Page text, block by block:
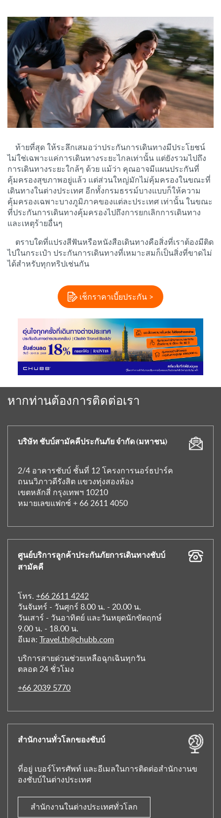
ท้ายที่สุด ให้ระลึกเสมอว่าประกันการเดินทางมีประโยชน์
ไม่ใช่เฉพาะแค่การเดินทางระยะไกลเท่านั้น แต่ยังรวมไปถึง
การเดินทางระยะใกล้ๆ ด้วย แม้ว่า คุณอาจมีแผนประกันที่
คุ้มครองสุขภาพอยู่แล้ว แต่ส่วนใหญ่มักไม่คุ้มครองในขณะที่
เดินทางในต่างประเทศ อีกทั้งกรมธรรม์บางแบบก็ให้ความ
คุ้มครองเฉพาะบางภูมิภาคของแต่ละประเทศ เท่านั้น ในขณะ
ที่ประกันการเดินทางคุ้มครองไปถึงการยกเลิกการเดินทาง
และเหตุร้ายอื่นๆ
ตราบใดที่แปรงสีฟันหรือหนังสือเดินทางคือสิ่งที่เราต้องมีติด
ไปในกระเป๋า ประกันการเดินทางที่เหมาะสมก็เป็นสิ่งที่ขาดไม่
ได้สำหรับทุกทริปเช่นกัน
เช็กราคาเบี้ยประกัน >
หากท่านต้องการติดต่อเรา
บริษัท ชับบ์สามัคคีประกันภัย จำกัด (มหาชน)
2/4 อาคารชับบ์ ชั้นที่ 12 โครงการนอร์ธปาร์ค
ถนนวิภาวดีรังสิต แขวงทุ่งสองห้อง
เขตหลักสี่ กรุงเทพฯ 10210
หมายเลขแฟกซ์ + 66 2611 4050
ศูนย์บริการลูกค้าประกันภัยการเดินทางชับบ์
สามัคคี
โทร. +66 2611 4242
วันจันทร์ - วันศุกร์ 8.00 น. - 20.00 น.
วันเสาร์ - วันอาทิตย์ และวันหยุดนักขัตฤกษ์
9.00 น. - 18.00 น.
อีเมล: Travel.th@chubb.com
บริการสายด่วนช่วยเหลือฉุกเฉินทุกวัน
ตลอด 24 ชั่วโมง
+66 2039 5770
สำนักงานทั่วโลกของชับบ์
ที่อยู่ เบอร์โทรศัพท์ และอีเมลในการติดต่อสำนักงานข
องชับบ์ในต่างประเทศ
สำนักงานในต่างประเทศทั่วโลก